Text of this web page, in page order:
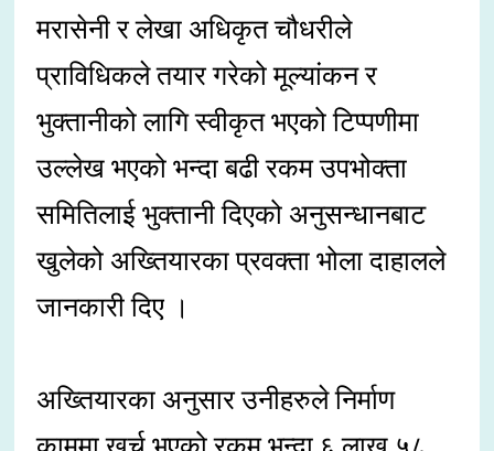
मरासेनी र लेखा अधिकृत चौधरीले
प्राविधिकले तयार गरेको मूल्यांकन र
भुक्तानीको लागि स्वीकृत भएको टिप्पणीमा
उल्लेख भएको भन्दा बढी रकम उपभोक्ता
समितिलाई भुक्तानी दिएको अनुसन्धानबाट
खुलेको अख्तियारका प्रवक्ता भोला दाहालले
जानकारी दिए ।
अख्तियारका अनुसार उनीहरुले निर्माण